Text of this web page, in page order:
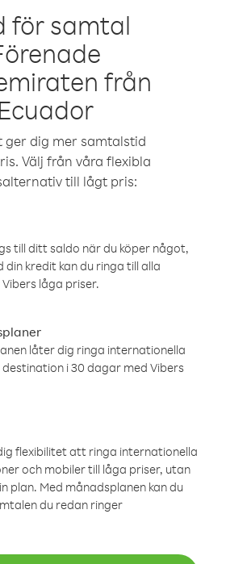
för samtal
från
Ecuador
ger dig mer samtalstid
Välj från våra flexibla
till lågt pris:
till ditt saldo när du köper något,
kredit kan du ringa till alla
låga priser.
låter dig ringa internationella
i 30 dagar med Vibers
flexibilitet att ringa internationella
och mobiler till låga priser, utan
plan. Med månadsplanen kan du
du redan ringer